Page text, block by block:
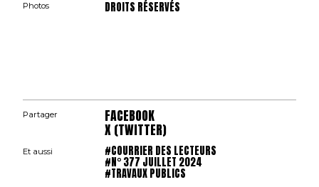
Photos DROITS RÉSERVÉS
Partager FACEBOOK
X (TWITTER)
Et aussi #COURRIER DES LECTEURS
#N° 377 JUILLET 2024
#TRAVAUX PUBLICS